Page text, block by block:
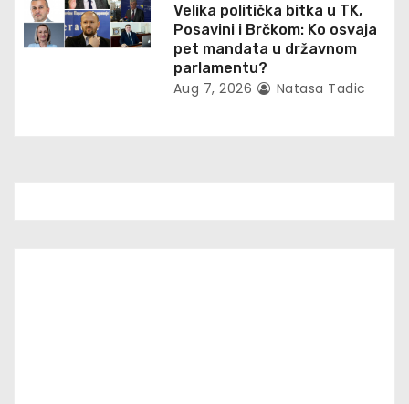
Velika politička bitka u TK,
Posavini i Brčkom: Ko osvaja
pet mandata u državnom
parlamentu?
Aug 7, 2026 Natasa Tadic